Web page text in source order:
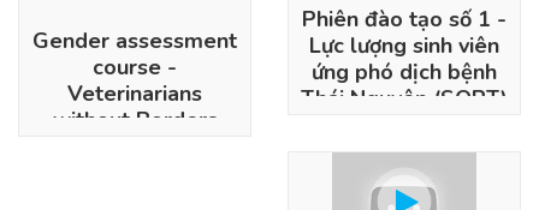
Gender assessment
course -
Veterinarians
without Borders
Phiên đào tạo số 1 -
Lực lượng sinh viên
ứng phó dịch bệnh
Thái Nguyên (SORT)